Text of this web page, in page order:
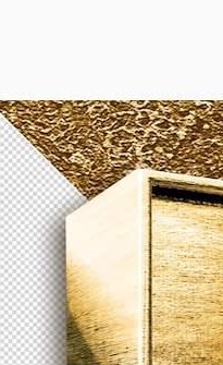
ティブ制作を導くためのプラ
クリエイター、企業、代理
含む100万人以上が利用して